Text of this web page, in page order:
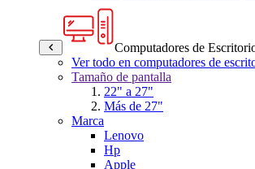
Computadores de
Ver todo en computadores de
Tamaño de pantalla
22" a 27"
Más de 27"
Marca
Lenovo
Hp
Apple